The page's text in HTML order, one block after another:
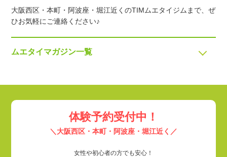
大阪西区・本町・阿波座・堀江近くのTIMムエタイジムまで、ぜ
ひお気軽にご連絡ください♪
ムエタイマガジン一覧
体験予約受付中！
＼大阪西区・本町・阿波座・堀江近く／
女性や初心者の方でも安心！